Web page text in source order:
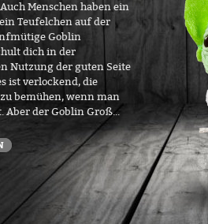
Menschen haben ein
Teufelchen auf der
Goblin
dich in der
Nutzung der guten Seite
ist verlockend, die
bemühen, wenn man
Aber der Goblin Groß...